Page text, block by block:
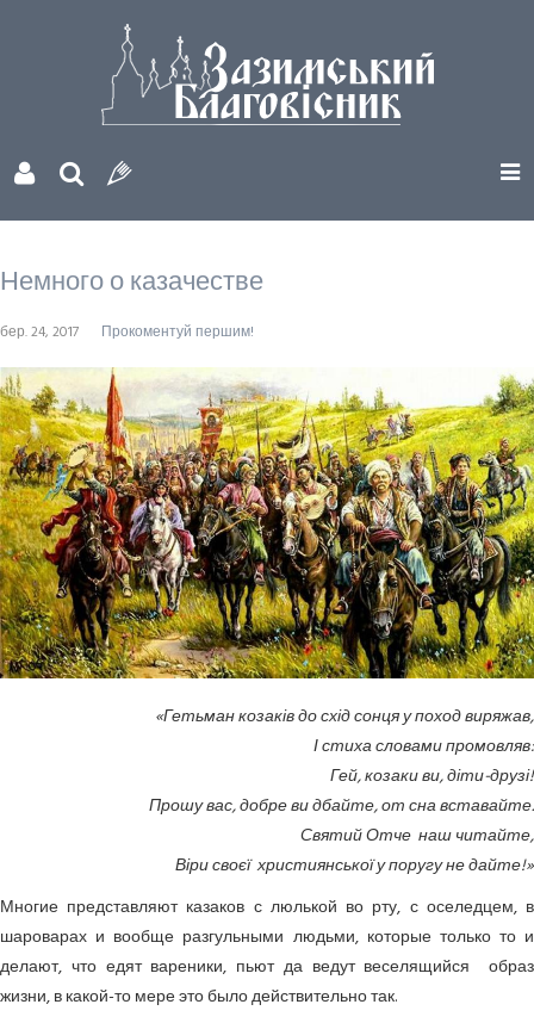
Немного о казачестве
бер. 24, 2017 Прокоментуй першим!
«Гетьман козаків до схід сонця у поход виряжав,
І стиха словами промовляв:
Гей, козаки ви, діти-друзі!
Прошу вас, добре ви дбайте, от сна вставайте.
Святий Отче наш читайте,
Віри своєї християнської у поругу не дайте!»
Многие представляют казаков с люлькой во рту, с оселедцем, в
шароварах и вообще разгульными людьми, которые только то и
делают, что едят вареники, пьют да ведут веселящийся образ
жизни, в какой-то мере это было действительно так.